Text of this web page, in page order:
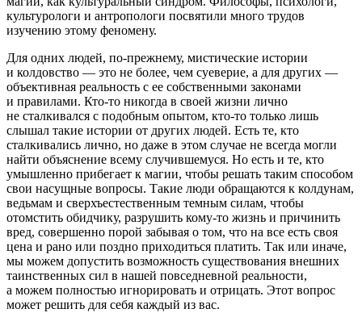
культурологи и антропологи посвятили много трудов
изучению этому феномену.
Для одних людей, по-прежнему, мистические истории
и колдовство — это не более, чем суеверие, а для других —
объективная реальность с ее собственными законами
и правилами. Кто-то никогда в своей жизни лично
не сталкивался с подобным опытом, кто-то только лишь
слышал такие истории от других людей. Есть те, кто
сталкивались лично, но даже в этом случае не всегда могли
найти объяснение всему случившемуся. Но есть и те, кто
умышленно прибегает к магии, чтобы решать таким способом
свои насущные вопросы. Такие люди обращаются к колдунам,
ведьмам и сверхъестественным темным силам, чтобы
отомстить обидчику, разрушить кому-то жизнь и причинить
вред, совершенно порой забывая о том, что на все есть своя
цена и рано или поздно приходиться платить. Так или иначе,
мы можем допустить возможность существования внешних
таинственных сил в нашей повседневной реальности,
а можем полностью игнорировать и отрицать. Этот вопрос
может решить для себя каждый из вас.